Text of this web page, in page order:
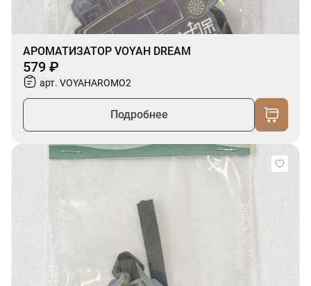
АРОМАТИЗАТОР VOYAH DREAM
579 ₽
арт. VOYAHAROMO2
Подробнее